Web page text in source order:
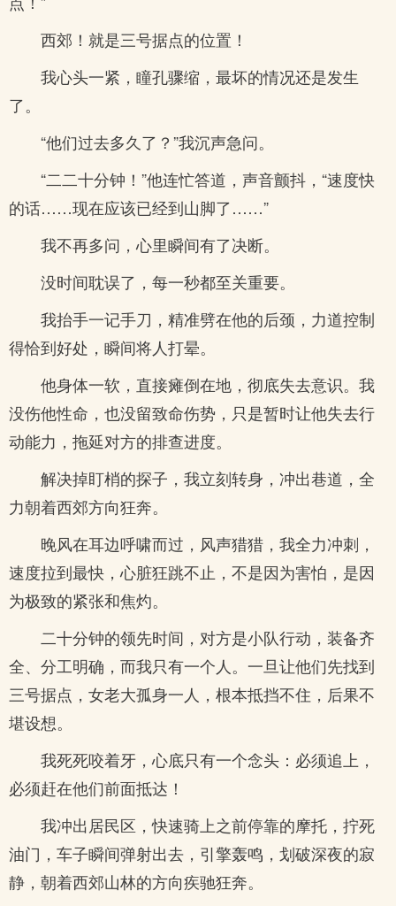
西郊！就是三号据点的位置！
我心头一紧，瞳孔骤缩，最坏的情况还是发生
了。
“他们过去多久了？”我沉声急问。
“二二十分钟！”他连忙答道，声音颤抖，“速度快
的话……现在应该已经到山脚了……”
我不再多问，心里瞬间有了决断。
没时间耽误了，每一秒都至关重要。
我抬手一记手刀，精准劈在他的后颈，力道控制
得恰到好处，瞬间将人打晕。
他身体一软，直接瘫倒在地，彻底失去意识。我
没伤他性命，也没留致命伤势，只是暂时让他失去行
动能力，拖延对方的排查进度。
解决掉盯梢的探子，我立刻转身，冲出巷道，全
力朝着西郊方向狂奔。
晚风在耳边呼啸而过，风声猎猎，我全力冲刺，
速度拉到最快，心脏狂跳不止，不是因为害怕，是因
为极致的紧张和焦灼。
二十分钟的领先时间，对方是小队行动，装备齐
全、分工明确，而我只有一个人。一旦让他们先找到
三号据点，女老大孤身一人，根本抵挡不住，后果不
堪设想。
我死死咬着牙，心底只有一个念头：必须追上，
必须赶在他们前面抵达！
我冲出居民区，快速骑上之前停靠的摩托，拧死
油门，车子瞬间弹射出去，引擎轰鸣，划破深夜的寂
静，朝着西郊山林的方向疾驰狂奔。